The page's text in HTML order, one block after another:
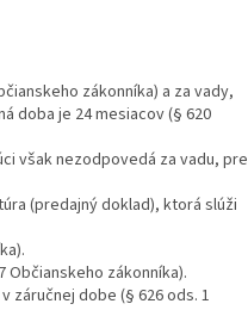
zákonníka) a za vady,
doba je 24 mesiacov (§ 620
však nezodpovedá za vadu, pre
(predajný doklad), ktorá slúži
zákonníka).
záručnej dobe (§ 626 ods. 1